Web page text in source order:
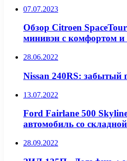
07.07.2023
Обзор Citroen
минивэн с комфортом и
28.06.2022
Nissan 240RS: забытый
13.07.2022
Ford Fairlane 500
автомобиль со
28.09.2022